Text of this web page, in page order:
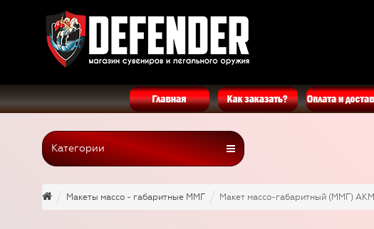
Категории
Макеты массо - габаритные ММГ Макет массо-габаритный (ММГ) АКМ